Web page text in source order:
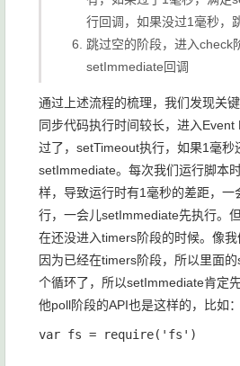
行回调，如果没过1毫秒，
跳过空的阶段，进入check
setImmediate回调
通过上述流程的梳理，我们发现关
同步代码执行时间较长，进入
过了， setTimeout执行，如果1毫秒
setImmediate。每次我们运行脚本
样，导致运行时有1毫秒的差距，一
行，一会儿setImmediate先执行。
在还没进入timers阶段的时候。像我
因为已经在timers阶段，所以里面的
个循环了，所以setImmediate肯定
他poll阶段的API也是这样的，比如：
var fs = require('fs')